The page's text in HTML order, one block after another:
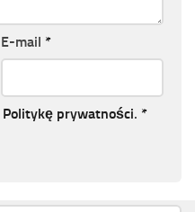
E-mail *
Politykę prywatności. *